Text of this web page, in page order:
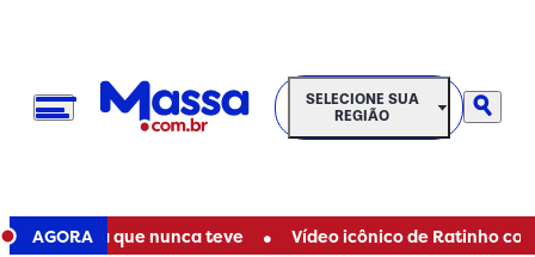
SELECIONE SUA REGIÃO
SELECIONE SUA
REGIÃO
AGORA
filha que nunca teve • Vídeo icônico de Ratinho com